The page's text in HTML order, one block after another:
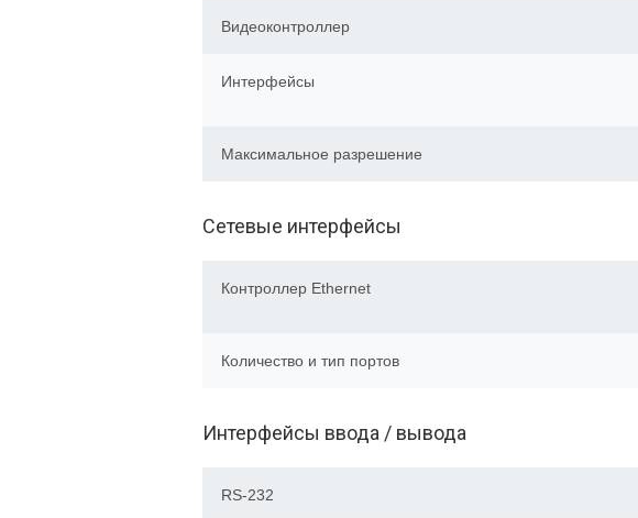
Видеоконтроллер
Интерфейсы
Максимальное разрешение
Сетевые интерфейсы
Контроллер Ethernet
Количество и тип портов
Интерфейсы ввода / вывода
RS-232